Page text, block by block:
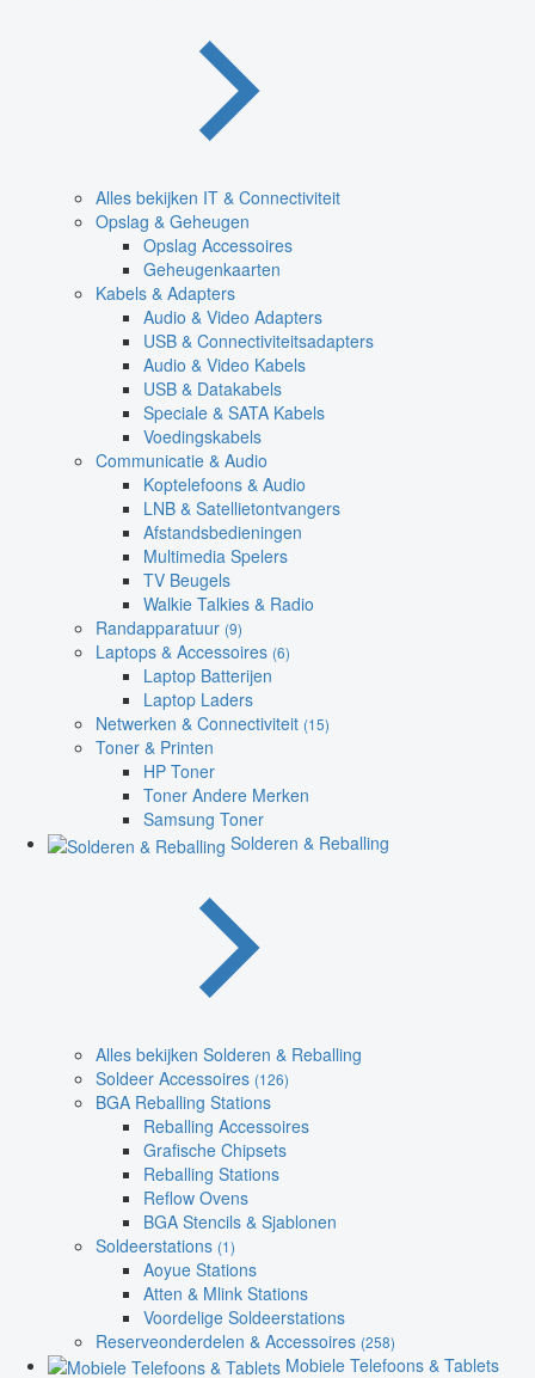
Alles bekijken IT & Connectiviteit
Opslag & Geheugen
Opslag Accessoires
Geheugenkaarten
Kabels & Adapters
Audio & Video Adapters
USB & Connectiviteitsadapters
Audio & Video Kabels
USB & Datakabels
Speciale & SATA Kabels
Voedingskabels
Communicatie & Audio
Koptelefoons & Audio
LNB & Satellietontvangers
Afstandsbedieningen
Multimedia Spelers
TV Beugels
Walkie Talkies & Radio
Randapparatuur (9)
Laptops & Accessoires (6)
Laptop Batterijen
Laptop Laders
Netwerken & Connectiviteit (15)
Toner & Printen
HP Toner
Toner Andere Merken
Samsung Toner
Solderen & Reballing
Alles bekijken Solderen & Reballing
Soldeer Accessoires (126)
BGA Reballing Stations
Reballing Accessoires
Grafische Chipsets
Reballing Stations
Reflow Ovens
BGA Stencils & Sjablonen
Soldeerstations (1)
Aoyue Stations
Atten & Mlink Stations
Voordelige Soldeerstations
Reserveonderdelen & Accessoires (258)
Mobiele Telefoons & Tablets